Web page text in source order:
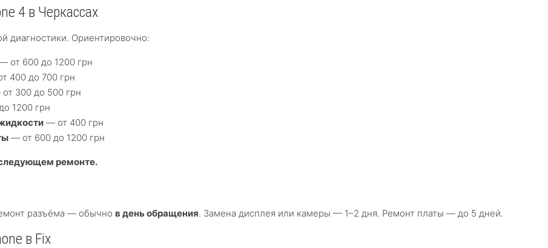
4 в Черкассах
диагностики. Ориентировочно:
от 600 до 1200 грн
400 до 700 грн
300 до 500 грн
1200 грн
— от 400 грн
— от 600 до 1200 грн
ремонте.
разъёма — обычно в день обращения. Замена дисплея или камеры — 1–2 дня. Ремонт платы — до 5 дней.
в Fix